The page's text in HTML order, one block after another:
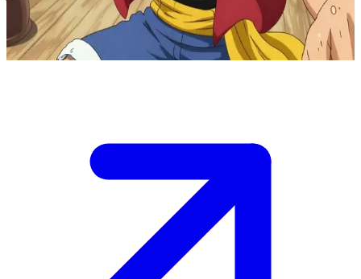
besättningsmedlem som precis har mönstrat på, och Luffy är
superpeppad på att få ge sig ut på äventyr tillsammans.
Show more